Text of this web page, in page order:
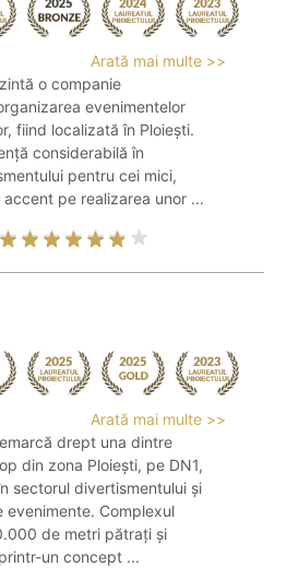
Arată mai multe >>
o companie
evenimentelor
fiind localizată în Ploiești.
considerabilă în
pentru cei mici,
pe realizarea unor ...
Arată mai multe >>
drept una dintre
din zona Ploiești, pe DN1,
sectorul divertismentului și
evenimente. Complexul
de metri pătrați și
un concept ...